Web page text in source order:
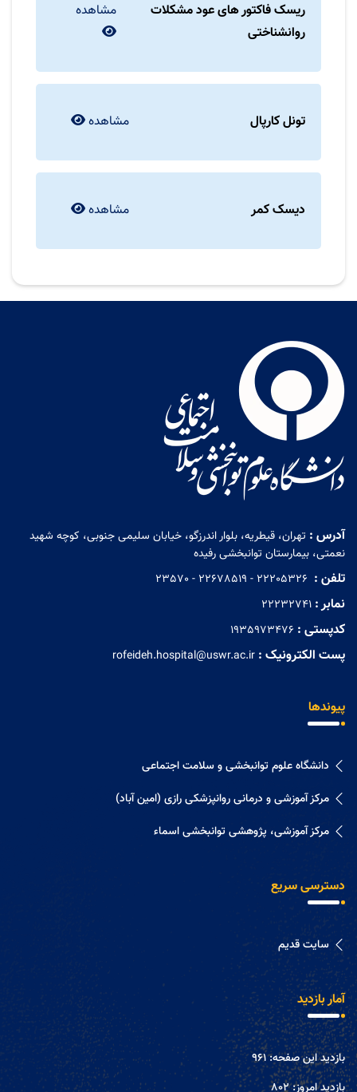
ریسک فاکتور های عود مشکلات
روانشناختی
مشاهده
تونل کارپال مشاهده
دیسک کمر مشاهده
آدرس : تهران، قیطریه، بلوار اندرزگو، خیابان سلیمی جنوبی، کوچه شهید
نعمتی، بیمارستان توانبخشی رفیده
تلفن :
نمابر : 22232741
کدپستی : 1935973476
پست الکترونیک : rofeideh.hospital@uswr.ac.ir
پیوندها
دانشگاه علوم توانبخشی و سلامت اجتماعی
مرکز آموزشی و درمانی روانپزشکی رازی (امین آباد)
مرکز آموزشی، پژوهشی توانبخشی اسماء
دسترسی سریع
سایت قدیم
آمار بازدید
بازدید این صفحه:961
بازدید امروز:802